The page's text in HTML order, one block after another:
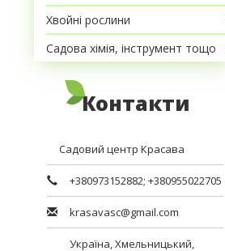
Хвойні рослини
Садова хімія, інструмент тощо
Контакти
Садовий центр Красава
+380973152882; +380955022705
krasavasc@gmail.com
Україна,Хмельницький,